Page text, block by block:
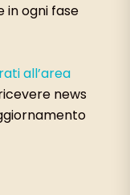
in ogni fase
all’area
news